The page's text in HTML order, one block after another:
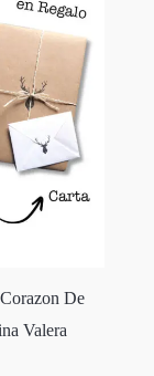
De
Valera